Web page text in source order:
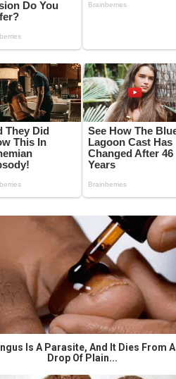
Is A Parasite, And It Dies From A
Drop Of Plain...